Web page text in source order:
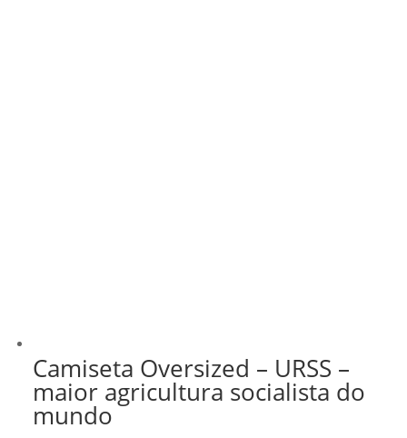
Camiseta Oversized – URSS –
maior agricultura socialista do
mundo